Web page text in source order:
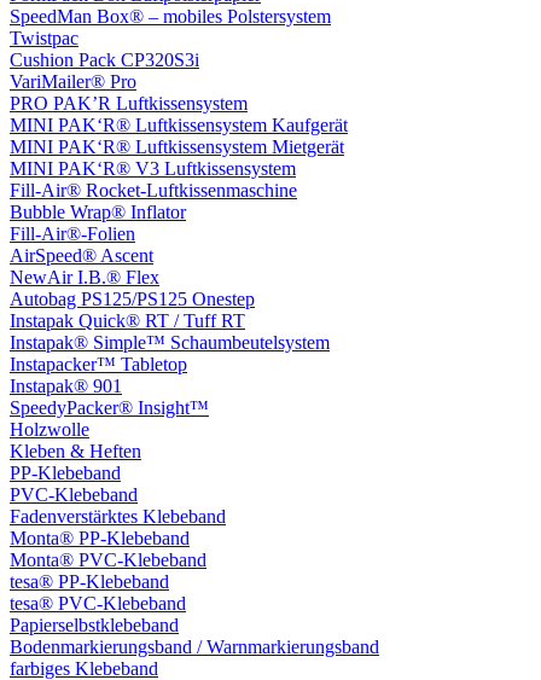
SpeedMan Box® – mobiles Polstersystem
Twistpac
Cushion Pack CP320S3i
VariMailer® Pro
PRO PAK’R Luftkissensystem
MINI PAK‘R® Luftkissensystem Kaufgerät
MINI PAK‘R® Luftkissensystem Mietgerät
MINI PAK‘R® V3 Luftkissensystem
Fill-Air® Rocket-Luftkissenmaschine
Bubble Wrap® Inflator
Fill-Air®-Folien
AirSpeed® Ascent
NewAir I.B.® Flex
Autobag PS125/PS125 Onestep
Instapak Quick® RT / Tuff RT
Instapak® Simple™ Schaumbeutelsystem
Instapacker™ Tabletop
Instapak® 901
SpeedyPacker® Insight™
Holzwolle
Kleben & Heften
PP-Klebeband
PVC-Klebeband
Fadenverstärktes Klebeband
Monta® PP-Klebeband
Monta® PVC-Klebeband
tesa® PP-Klebeband
tesa® PVC-Klebeband
Papierselbstklebeband
Bodenmarkierungsband / Warnmarkierungsband
farbiges Klebeband